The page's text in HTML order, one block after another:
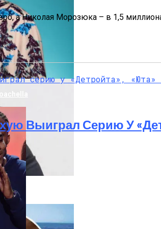
а Николая Морозюка – в 1,5
Выиграл Серию У